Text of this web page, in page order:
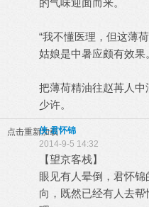
的气味迎面而来。
“我不懂医理，但这薄
姑娘是中暑应颇有效果
把薄荷精油往赵苒人
少许。
点击重新加载侠·君怀锦
2014-9-5 14:32
【望京客栈】
眼见有人晕倒，君怀
向，既然已经有人去